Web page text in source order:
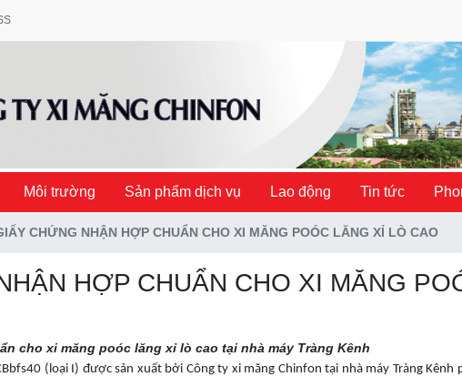
Môi trường Sản phẩm dịch vụ Lao động Tin tức
CHỨNG NHẬN HỢP CHUẨN CHO XI MĂNG POÓC LĂNG XỈ LÒ CAO
HỢP CHUẨN CHO XI MĂNG
cho xi măng poóc lăng xỉ lò cao tại nhà máy Tràng Kênh
(loại I) được sản xuất bởi Công ty xi măng Chinfon tại nhà máy Tràng Kênh